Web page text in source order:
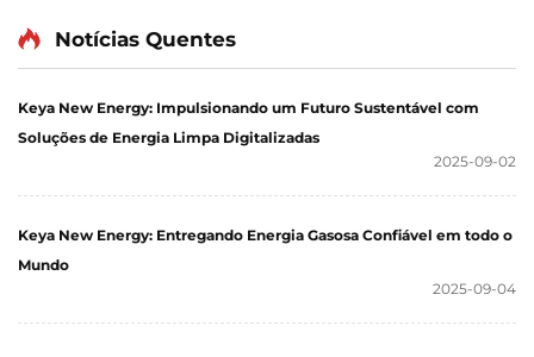
Notícias Quentes
Keya New Energy: Impulsionando um Futuro Sustentável com
Soluções de Energia Limpa Digitalizadas
2025-09-02
Keya New Energy: Entregando Energia Gasosa Confiável em todo o
Mundo
2025-09-04